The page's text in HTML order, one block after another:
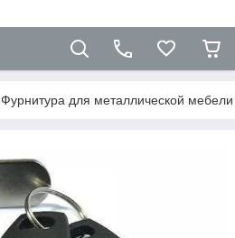
Фурнитура для металлической мебели